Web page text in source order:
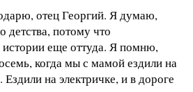
отец Георгий. Я думаю,
детства, потому что
еще оттуда. Я помню,
когда мы с мамой ездили на
на электричке, и в дороге